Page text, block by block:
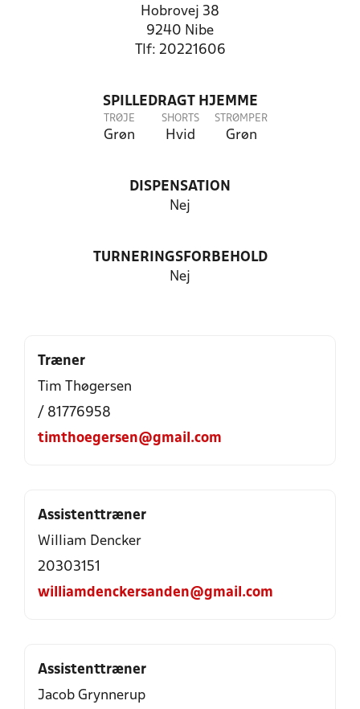
Hobrovej 38
9240 Nibe
Tlf: 20221606
SPILLEDRAGT HJEMME
TRØJE
Grøn
SHORTS
Hvid
STRØMPER
Grøn
DISPENSATION
Nej
TURNERINGSFORBEHOLD
Nej
Træner
Tim Thøgersen
/ 81776958
timthoegersen@gmail.com
Assistenttræner
William Dencker
20303151
williamdenckersanden@gmail.com
Assistenttræner
Jacob Grynnerup